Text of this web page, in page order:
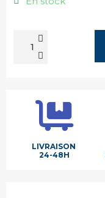
LIVRAISON
24-48H